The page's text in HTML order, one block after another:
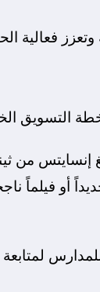
فعالية
التسويق
إنسايتس
أو فيلماً